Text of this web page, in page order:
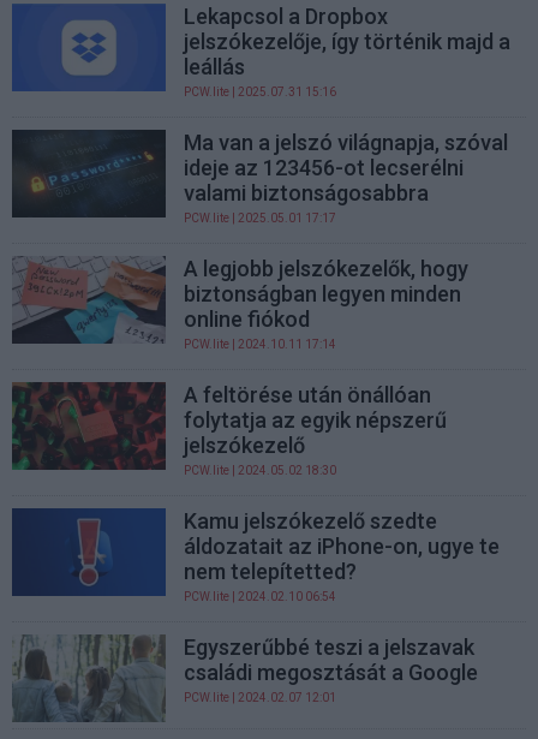
Lekapcsol a Dropbox
jelszókezelője, így történik majd a
leállás
PCW.lite | 2025.07.31 15:16
Ma van a jelszó világnapja, szóval
ideje az 123456-ot lecserélni
valami biztonságosabbra
PCW.lite | 2025.05.01 17:17
A legjobb jelszókezelők, hogy
biztonságban legyen minden
online fiókod
PCW.lite | 2024.10.11 17:14
A feltörése után önállóan
folytatja az egyik népszerű
jelszókezelő
PCW.lite | 2024.05.02 18:30
Kamu jelszókezelő szedte
áldozatait az iPhone-on, ugye te
nem telepítetted?
PCW.lite | 2024.02.10 06:54
Egyszerűbbé teszi a jelszavak
családi megosztását a Google
PCW.lite | 2024.02.07 12:01